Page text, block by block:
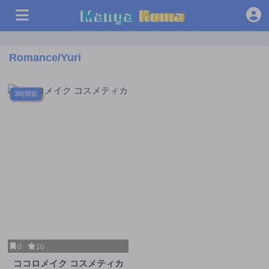
Romance/Yuri
3時間前
0 10
ココロメイク コスメティカ